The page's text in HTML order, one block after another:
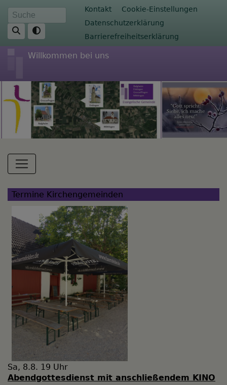
Direkt
zum
Inhalt
Suche Fußbereichsmenü
Kontakt
Cookie-Einstellungen
Datenschutzerklärung
Barrierefreiheitserklärung
Willkommen bei uns
Hauptnavigation
Termine Kirchengemeinden
Sa, 8.8. 19 Uhr
Abendgottesdienst mit anschließendem KINO